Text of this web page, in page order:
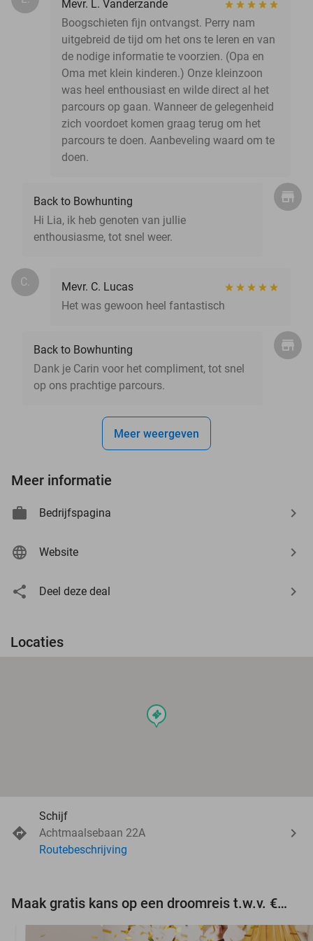
Mevr. L. Vanderzande
Boogschieten fijn ontvangst. Perry nam
uitgebreid de tijd om het ons te leren en van
de nodige informatie te voorzien. (Opa en
Oma met klein kinderen.) Onze kleinzoon
was heel enthousiast en wilde direct al het
parcours op gaan. Wanneer de gelegenheid
zich voordoet komen graag terug om het
parcours te doen. Aanbeveling waard om te
doen.
Back to Bowhunting
Hi Lia, ik heb genoten van jullie
enthousiasme, tot snel weer.
C.
Mevr. C. Lucas
Het was gewoon heel fantastisch
Back to Bowhunting
Dank je Carin voor het compliment, tot snel
op ons prachtige parcours.
Meer weergeven
Meer informatie
Bedrijfspagina
Website
Deel deze deal
Locaties
events
Schijf
Achtmaalsebaan 22A
Routebeschrijving
Maak gratis kans op een droomreis t.w.v. €3.000!